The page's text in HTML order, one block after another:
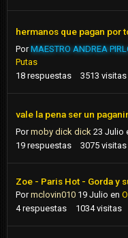
hermanos que pagan por
PorMAESTRO ANDREA
Putas
18 respuestas 3513 visitas
vale la pena ser un
Pormoby dick dick 23 Julio
19 respuestas 3075 visitas
Zoe - Paris Hot - Gorda y
Pormclovin010 19 Julio en
4 respuestas 1034 visitas